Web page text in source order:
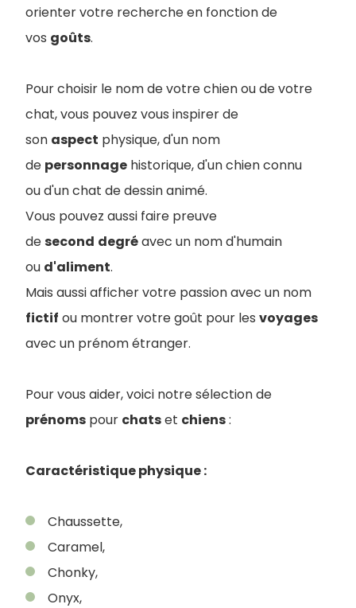
orienter votre recherche en fonction de
vos goûts.
Pour choisir le nom de votre chien ou de votre
chat, vous pouvez vous inspirer de
son aspect physique, d'un nom
de personnage historique, d'un chien connu
ou d'un chat de dessin animé.
Vous pouvez aussi faire preuve
desecond degréavec un nom d'humain
ou d'aliment.
Mais aussi afficher votre passion avec un nom
fictif ou montrer votre goût pour les voyages
avec un prénom étranger.
Pour vous aider, voici notre sélection de
prénoms pour chatset chiens:
Caractéristique physique :
Chaussette,
Caramel,
Chonky,
Onyx,